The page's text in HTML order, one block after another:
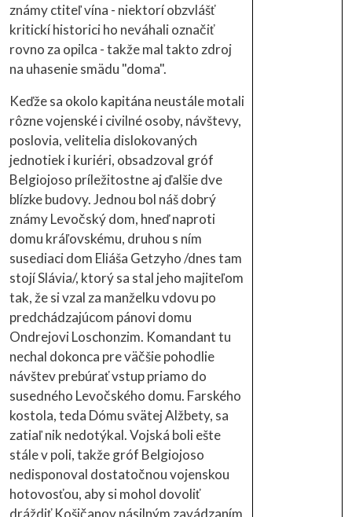
známy ctiteľ vína - niektorí obzvlášť
kritickí historici ho neváhali označiť
rovno za opilca - takže mal takto zdroj
na uhasenie smädu "doma".
Keďže sa okolo kapitána neustále motali
rôzne vojenské i civilné osoby, návštevy,
poslovia, velitelia dislokovaných
jednotiek i kuriéri, obsadzoval gróf
Belgiojoso príležitostne aj ďalšie dve
blízke budovy. Jednou bol náš dobrý
známy Levočský dom, hneď naproti
domu kráľovskému, druhou s ním
susediaci dom Eliáša Getzyho /dnes tam
stojí Slávia/, ktorý sa stal jeho majiteľom
tak, že si vzal za manželku vdovu po
predchádzajúcom pánovi domu
Ondrejovi Loschonzim. Komandant tu
nechal dokonca pre väčšie pohodlie
návštev prebúrať vstup priamo do
susedného Levočského domu. Farského
kostola, teda Dómu svätej Alžbety, sa
zatiaľ nik nedotýkal. Vojská boli ešte
stále v poli, takže gróf Belgiojoso
nedisponoval dostatočnou vojenskou
hotovosťou, aby si mohol dovoliť
dráždiť Košičanov násilným zavádzaním